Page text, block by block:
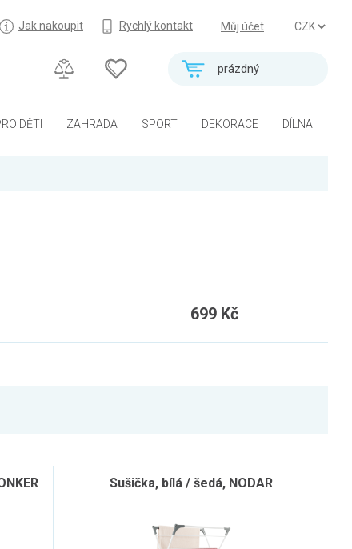
Můj účet
Jak nakoupit Rychlý kontakt
prázdný
DĚTI ZAHRADA SPORT DEKORACE DÍLNA
699 Kč
Sušička, bílá / šedá, NODAR